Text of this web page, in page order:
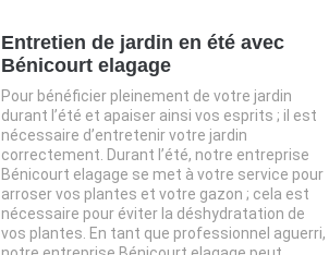
Entretien de jardin en été avec
Bénicourt elagage
Pour bénéficier pleinement de votre jardin
durant l’été et apaiser ainsi vos esprits ; il est
nécessaire d’entretenir votre jardin
correctement. Durant l’été, notre entreprise
Bénicourt elagage se met à votre service pour
arroser vos plantes et votre gazon ; cela est
nécessaire pour éviter la déshydratation de
vos plantes. En tant que professionnel aguerri,